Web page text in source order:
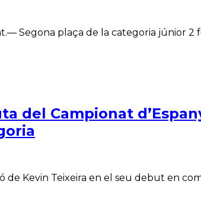
Segona plaça de la categoria júnior 2
del Campionat
Kevin Teixeira en el seu debut en